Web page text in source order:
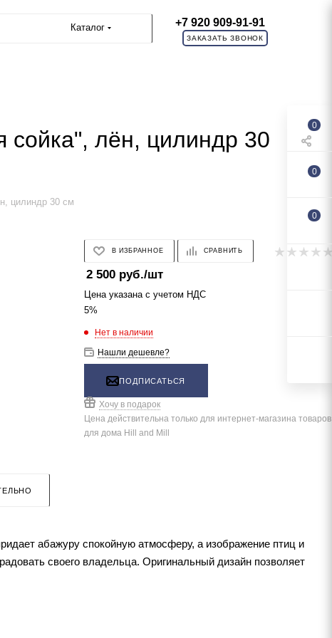
Каталог +7 920 909-91-91
ЗАКАЗАТЬ ЗВОНОК
сойка", лён, цилиндр 30
цилиндр 30 см
В ИЗБРАННОЕ СРАВНИТЬ
2 500руб./шт
Цена указана с учетом НДС
5%
Нет в наличии
Нашли дешевле?
ПОДПИСАТЬСЯ
Хочу в подарок
Цена действительна только для интернет-магазина товаров
для дома Hill and Mill
абажуру спокойную атмосферу, а изображение птиц и
своего владельца. Оригинальный дизайн позволяет
0
0
0